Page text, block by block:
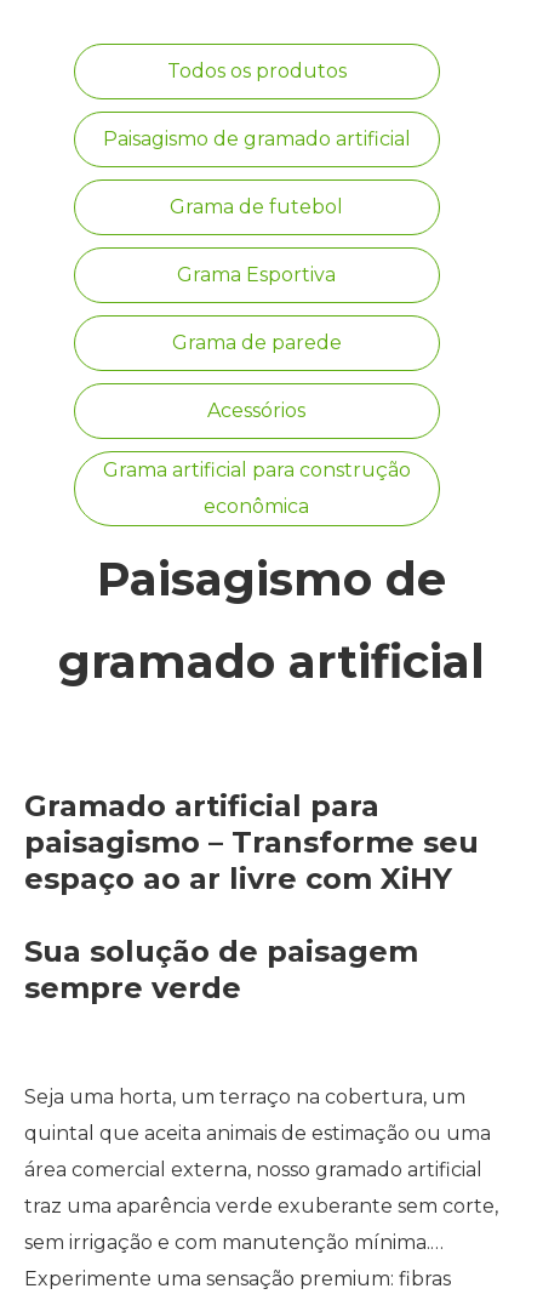
Todos os produtos
Paisagismo de gramado artificial
Grama de futebol
Grama Esportiva
Grama de parede
Acessórios
Grama artificial para construção
econômica
Paisagismo de
gramado artificial
Gramado artificial para
paisagismo – Transforme seu
espaço ao ar livre com XiHY
Sua solução de paisagem
sempre verde
Seja uma horta, um terraço na cobertura, um
quintal que aceita animais de estimação ou uma
área comercial externa, nosso gramado artificial
traz uma aparência verde exuberante sem corte,
sem irrigação e com manutenção mínima.
Experimente uma sensação premium: fibras